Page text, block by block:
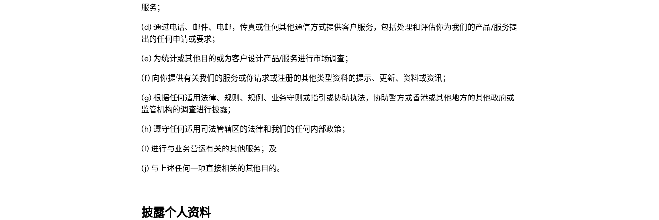
服务；
(d) 通过电话、邮件、电邮，传真或任何其他通信方式提供客户服务，包括处理和评估你为我们的产品/服务提
出的任何申请或要求；
(e) 为统计或其他目的或为客户设计产品/服务进行市场调查；
(f) 向你提供有关我们的服务或你请求或注册的其他类型资料的提示、更新、资料或资讯；
(g) 根据任何适用法律、规则、规例、业务守则或指引或协助执法，协助警方或香港或其他地方的其他政府或
监管机构的调查进行披露；
(h) 遵守任何适用司法管辖区的法律和我们的任何内部政策；
(i) 进行与业务营运有关的其他服务；及
(j) 与上述任何一项直接相关的其他目的。
披露个人资料